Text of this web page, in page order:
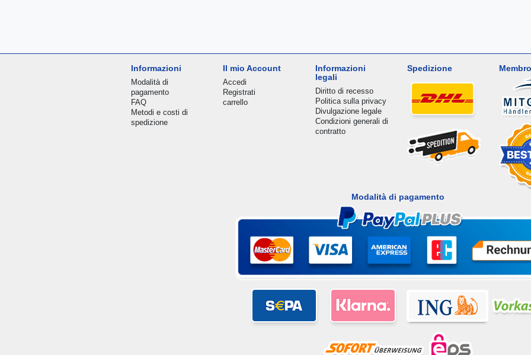
Informazioni
Modalità di
pagamento
FAQ
Metodi e costi di
spedizione
Il mio Account
Accedi
Registrati
carrello
Informazioni
legali
Diritto di recesso
Politica sulla privacy
Divulgazione legale
Condizioni generali di
contratto
Spedizione
Modalità di pagamento